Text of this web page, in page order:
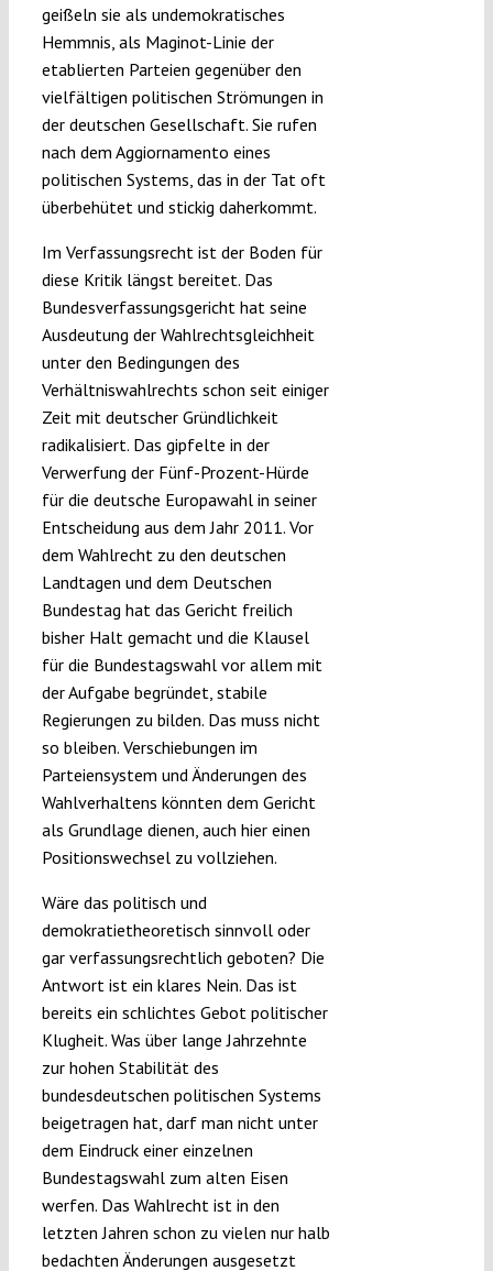
geißeln sie als undemokratisches
Hemmnis, als Maginot-Linie der
etablierten Parteien gegenüber den
vielfältigen politischen Strömungen in
der deutschen Gesellschaft. Sie rufen
nach dem Aggiornamento eines
politischen Systems, das in der Tat oft
überbehütet und stickig daherkommt.
Im Verfassungsrecht ist der Boden für
diese Kritik längst bereitet. Das
Bundesverfassungsgericht hat seine
Ausdeutung der Wahlrechtsgleichheit
unter den Bedingungen des
Verhältniswahlrechts schon seit einiger
Zeit mit deutscher Gründlichkeit
radikalisiert. Das gipfelte in der
Verwerfung der Fünf-Prozent-Hürde
für die deutsche Europawahl in seiner
Entscheidung aus dem Jahr 2011. Vor
dem Wahlrecht zu den deutschen
Landtagen und dem Deutschen
Bundestag hat das Gericht freilich
bisher Halt gemacht und die Klausel
für die Bundestagswahl vor allem mit
der Aufgabe begründet, stabile
Regierungen zu bilden. Das muss nicht
so bleiben. Verschiebungen im
Parteiensystem und Änderungen des
Wahlverhaltens könnten dem Gericht
als Grundlage dienen, auch hier einen
Positionswechsel zu vollziehen.
Wäre das politisch und
demokratietheoretisch sinnvoll oder
gar verfassungsrechtlich geboten? Die
Antwort ist ein klares Nein. Das ist
bereits ein schlichtes Gebot politischer
Klugheit. Was über lange Jahrzehnte
zur hohen Stabilität des
bundesdeutschen politischen Systems
beigetragen hat, darf man nicht unter
dem Eindruck einer einzelnen
Bundestagswahl zum alten Eisen
werfen. Das Wahlrecht ist in den
letzten Jahren schon zu vielen nur halb
bedachten Änderungen ausgesetzt